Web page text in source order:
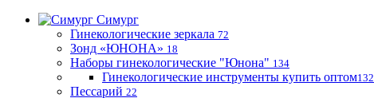
Симург
Гинекологические зеркала 72
Зонд «ЮНОНА» 18
Наборы гинекологические "Юнона" 134
Гинекологические инструменты купить оптом132
Пессарий 22